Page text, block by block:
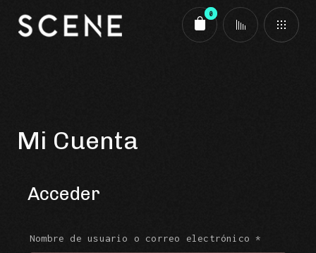
0
Mi Cuenta
Acceder
Nombre de usuario o correo electrónico*